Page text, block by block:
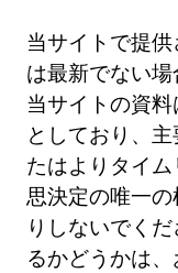
当サイトで提
は最新でない場
当サイトの資
としており、
たはよりタイ
思決定の唯一
りしないでく
るかどうかは、